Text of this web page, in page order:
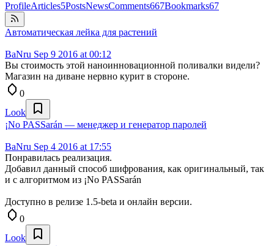
ProfileArticles5PostsNewsComments667Bookmarks67
Автоматическая лейка для растений
BaNru Sep 9 2016 at 00:12
Вы стоимость этой наноинновационной поливалки видели?
Магазин на диване нервно курит в стороне.
0
Look
¡No PASSarán — менеджер и генератор паролей
BaNru Sep 4 2016 at 17:55
Понравилась реализация.
Добавил данный способ шифрования, как оригинальный, так
и с алгоритмом из ¡No PASSarán
Доступно в релизе 1.5-beta и онлайн версии.
0
Look